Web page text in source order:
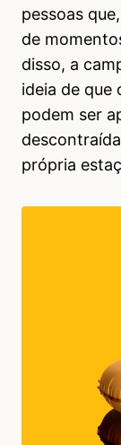
pessoas
de
disso, a
ideia de que
podem ser
própria